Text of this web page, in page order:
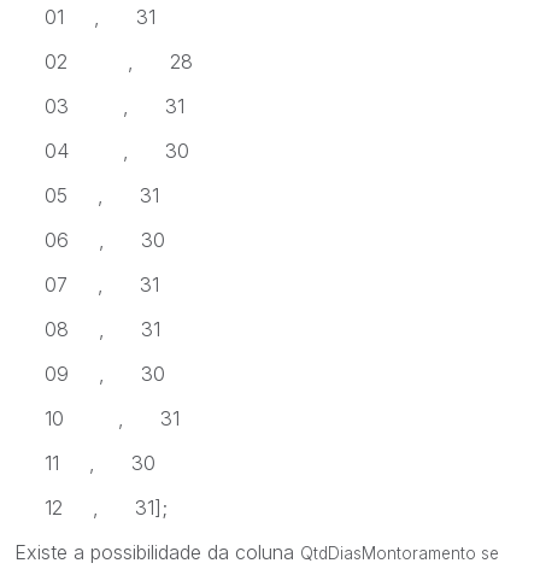
01 , 31
02 , 28
03 , 31
04 , 30
05 , 31
06 , 30
07 , 31
08 , 31
09 , 30
10 , 31
11 , 30
12 , 31];
Existe a possibilidade da coluna QtdDiasMontoramento se